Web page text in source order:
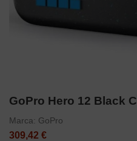
GoPro Hero 12 Black
Marca: GoPro
309,42 €